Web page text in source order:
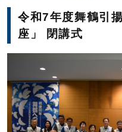
令和7年度舞鶴引
座」 閉講式